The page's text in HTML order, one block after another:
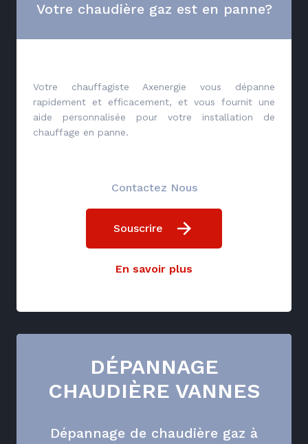
Votre chaudière gaz est en panne?
Votre chauffagiste Axenergie vous dépanne
rapidement et efficacement, et vous fournit une
aide personnalisée pour votre installation de
chauffage en panne.
Contactez Nous
Souscrire
En savoir plus
DÉPANNAGE
CHAUDIÈRE VANNES
Dépannage de chaudière gaz à